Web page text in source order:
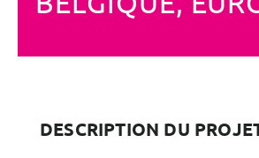
DESCRIPTION DU